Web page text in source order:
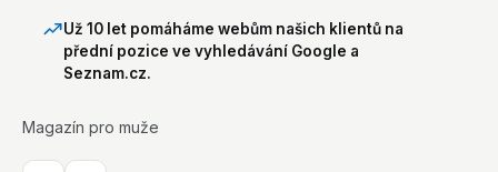
Už 10 let pomáháme webům našich klientů na
přední pozice ve vyhledávání Google a
Seznam.cz.
Magazín pro muže